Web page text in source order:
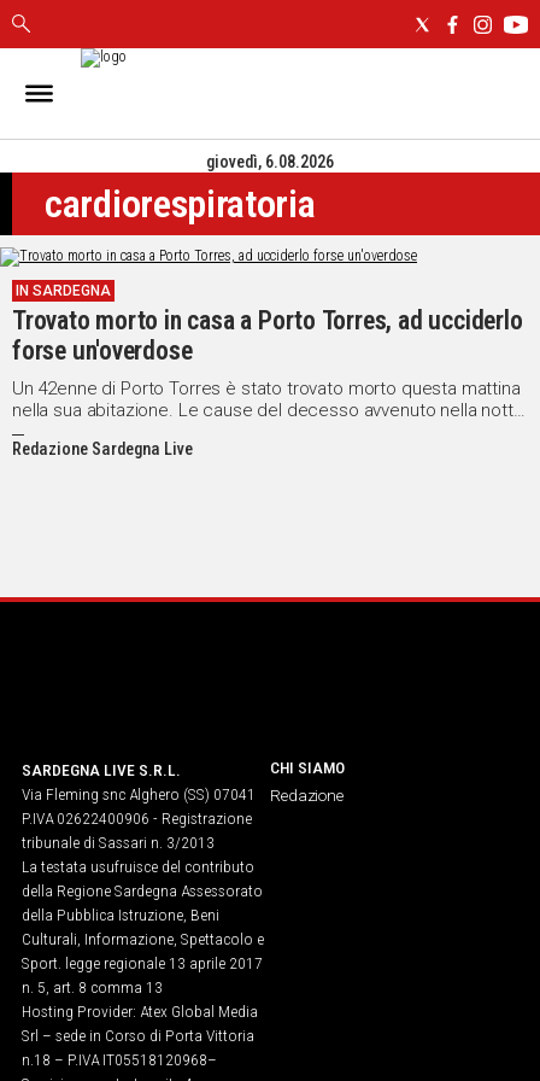
IN
CAGLIARI
SASSARI
NUORO
ORISTANO
SULCIS
GALLURA
OGLIASTRA
MEDIO
CAMPIDANO
ITALIA
VIDEO
Vai
UNISCITI
AL CANALE
WHATSAPP
giovedì, 6.08.2026
cardiorespiratoria
IN SARDEGNA
Trovato morto in casa a Porto Torres, ad ucciderlo
forse un'overdose
Un 42enne di Porto Torres è stato trovato morto questa mattina
nella sua abitazione. Le cause del decesso avvenuto nella notte
sono ancora da chiarire ma, secondo i primi esami, ad uccidere
l'uomo sarebbe stata un'overdose che avrebbe provocato la
Redazione Sardegna Live
SARDEGNA LIVE S.R.L.
Via Fleming snc Alghero (SS) 07041
P.IVA 02622400906 - Registrazione
tribunale di Sassari n. 3/2013
La testata usufruisce del contributo
della Regione Sardegna Assessorato
della Pubblica Istruzione, Beni
Culturali, Informazione, Spettacolo e
Sport. legge regionale 13 aprile 2017
n. 5, art. 8 comma 13
Hosting Provider: Atex Global Media
Srl – sede in Corso di Porta Vittoria
n.18 – P.IVA IT05518120968​–
CHI SIAMO
Redazione